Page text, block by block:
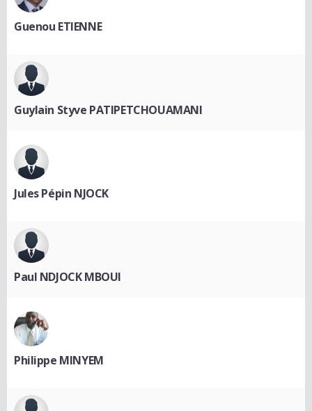
Guenou ETIENNE
Guylain Styve PATIPETCHOUAMANI
Jules Pépin NJOCK
Paul NDJOCK MBOUI
Philippe MINYEM